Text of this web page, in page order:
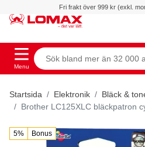
Fri frakt över 999 kr (exkl.
Menu
Startsida Elektronik
Bläck &
Brother LC125XLC bläckpatron
5% Bonus